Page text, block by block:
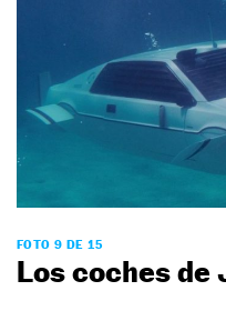
FOTO 9 DE 15
Los coches de